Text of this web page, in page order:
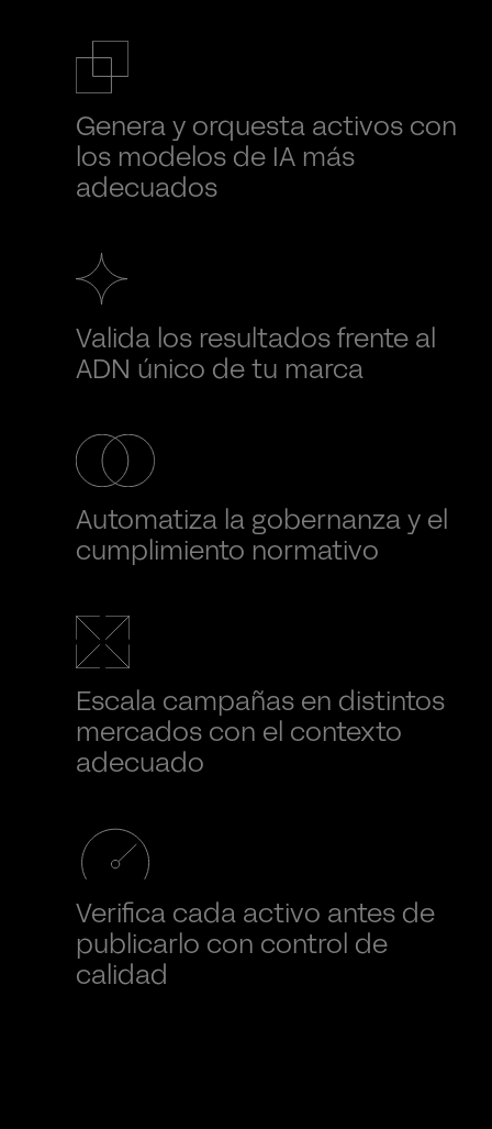
Genera y orquesta activos con
los modelos de IA más
adecuados
Valida los resultados frente al
ADN único de tu marca
Automatiza la gobernanza y el
cumplimiento normativo
Escala campañas en distintos
mercados con el contexto
adecuado
Verifica cada activo antes de
publicarlo con control de
calidad